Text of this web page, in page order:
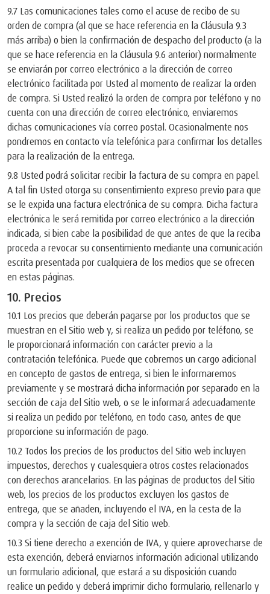
9.7 Las comunicaciones tales como el acuse de recibo de su
orden de compra (al que se hace referencia en la Cláusula 9.3
más arriba) o bien la confirmación de despacho del producto (a la
que se hace referencia en la Cláusula 9.6 anterior) normalmente
se enviarán por correo electrónico a la dirección de correo
electrónico facilitada por Usted al momento de realizar la orden
de compra. Si Usted realizó la orden de compra por teléfono y no
cuenta con una dirección de correo electrónico, enviaremos
dichas comunicaciones vía correo postal. Ocasionalmente nos
pondremos en contacto vía telefónica para confirmar los detalles
para la realización de la entrega.
9.8 Usted podrá solicitar recibir la factura de su compra en papel.
A tal fin Usted otorga su consentimiento expreso previo para que
se le expida una factura electrónica de su compra. Dicha factura
electrónica le será remitida por correo electrónico a la dirección
indicada, si bien cabe la posibilidad de que antes de que la reciba
proceda a revocar su consentimiento mediante una comunicación
escrita presentada por cualquiera de los medios que se ofrecen
en estas páginas.
10. Precios
10.1 Los precios que deberán pagarse por los productos que se
muestran en el Sitio web y, si realiza un pedido por teléfono, se
le proporcionará información con carácter previo a la
contratación telefónica. Puede que cobremos un cargo adicional
en concepto de gastos de entrega, si bien le informaremos
previamente y se mostrará dicha información por separado en la
sección de caja del Sitio web, o se le informará adecuadamente
si realiza un pedido por teléfono, en todo caso, antes de que
proporcione su información de pago.
10.2 Todos los precios de los productos del Sitio web incluyen
impuestos, derechos y cualesquiera otros costes relacionados
con derechos arancelarios. En las páginas de productos del Sitio
web, los precios de los productos excluyen los gastos de
entrega, que se añaden, incluyendo el IVA, en la cesta de la
compra y la sección de caja del Sitio web.
10.3 Si tiene derecho a exención de IVA, y quiere aprovecharse de
esta exención, deberá enviarnos información adicional utilizando
un formulario adicional, que estará a su disposición cuando
realice un pedido y deberá imprimir dicho formulario, rellenarlo y